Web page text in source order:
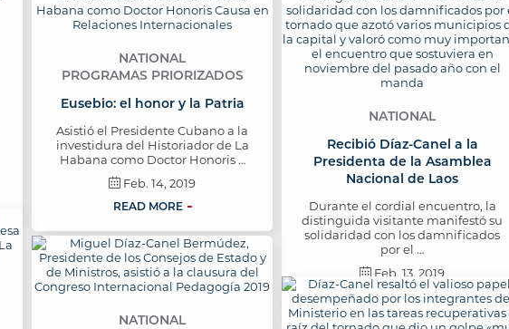
NATIONAL
PROGRAMAS PRIORIZADOS
Eusebio: el honor y la Patria
Asistió el Presidente Cubano a la
investidura del Historiador de La
Habana como Doctor Honoris …
Feb. 14, 2019
READ MORE
NATIONAL
Recibió Díaz-Canel a la
Presidenta de la Asamblea
Nacional de Laos
Durante el cordial encuentro, la
distinguida visitante manifestó su
solidaridad con los damnificados
por el …
Feb. 13, 2019
READ MORE
NATIONAL